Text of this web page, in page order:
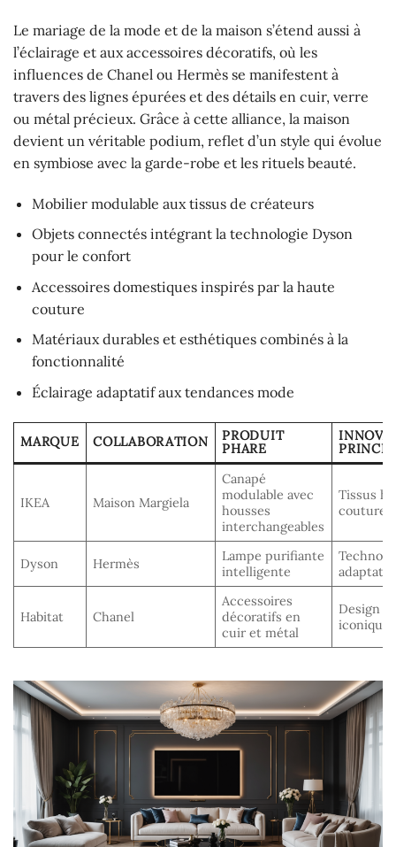
Le mariage de la mode et de la maison s’étend aussi à
l’éclairage et aux accessoires décoratifs, où les
influences de Chanel ou Hermès se manifestent à
travers des lignes épurées et des détails en cuir, verre
ou métal précieux. Grâce à cette alliance, la maison
devient un véritable podium, reflet d’un style qui évolue
en symbiose avec la garde-robe et les rituels beauté.
Mobilier modulable aux tissus de créateurs
Objets connectés intégrant la technologie Dyson
pour le confort
Accessoires domestiques inspirés par la haute
couture
Matériaux durables et esthétiques combinés à la
fonctionnalité
Éclairage adaptatif aux tendances mode
MARQUE COLLABORATION
PRODUIT
PHARE
IKEA Maison Margiela
Canapé
modulable avec
housses
interchangeables
Tissus
couture
Dyson Hermès
Lampe purifiante
intelligente
Habitat Chanel
Accessoires
décoratifs en
cuir et métal
Design
iconique